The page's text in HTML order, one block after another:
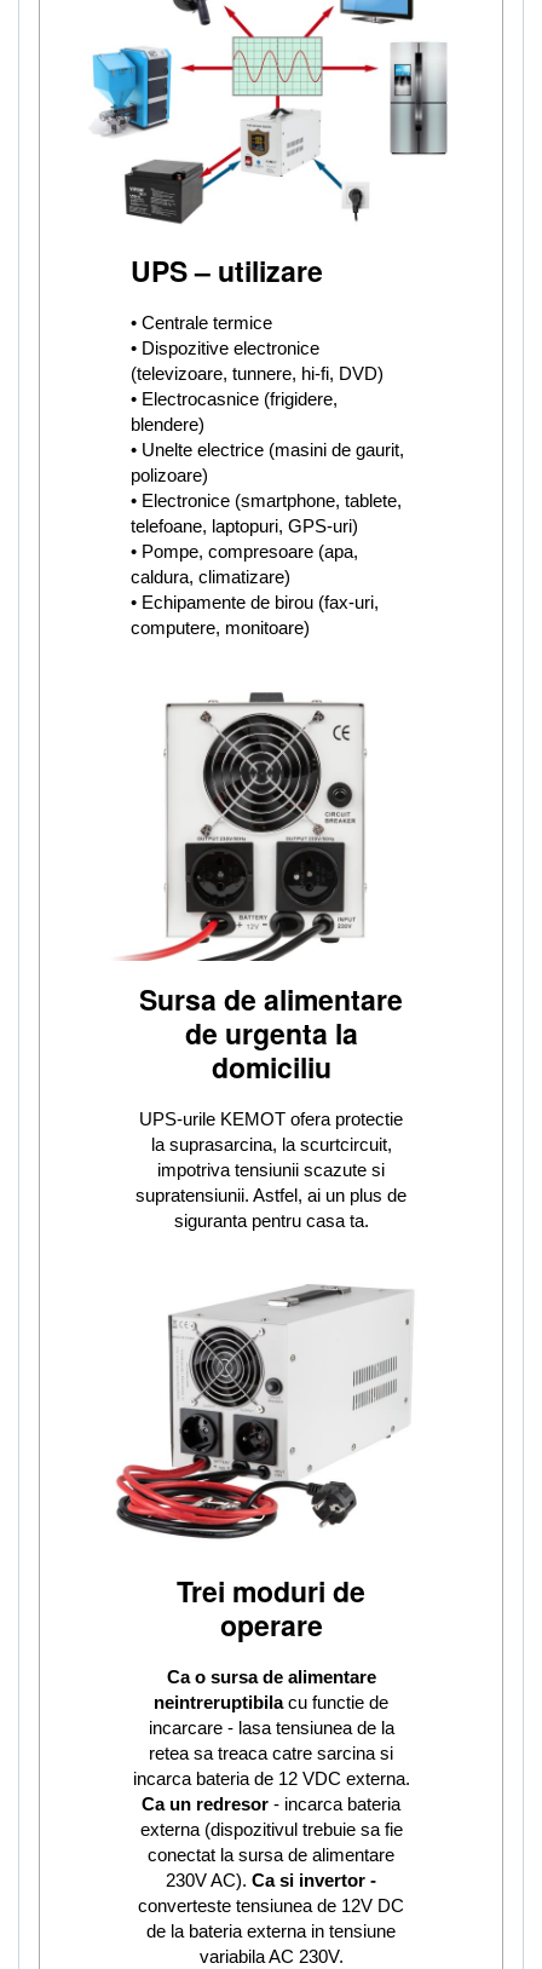
UPS – utilizare
• Centrale termice
• Dispozitive electronice
(televizoare, tunnere, hi-fi, DVD)
• Electrocasnice (frigidere,
blendere)
• Unelte electrice (masini de gaurit,
polizoare)
• Electronice (smartphone, tablete,
telefoane, laptopuri, GPS-uri)
• Pompe, compresoare (apa,
caldura, climatizare)
• Echipamente de birou (fax-uri,
computere, monitoare)
Sursa de alimentare
de urgenta la
domiciliu
UPS-urile KEMOT ofera protectie
la suprasarcina, la scurtcircuit,
impotriva tensiunii scazute si
supratensiunii. Astfel, ai un plus de
siguranta pentru casa ta.
Trei moduri de
operare
Ca o sursa de alimentare
neintreruptibilacu functie de
incarcare - lasa tensiunea de la
retea sa treaca catre sarcina si
incarca bateria de 12 VDC externa.
Ca un redresor - incarca bateria
externa (dispozitivul trebuie sa fie
conectat la sursa de alimentare
230V AC). Ca si invertor -
converteste tensiunea de 12V DC
de la bateria externa in tensiune
variabila AC 230V.